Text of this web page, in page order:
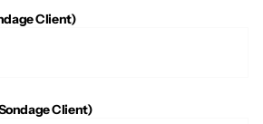
Client)
Client)